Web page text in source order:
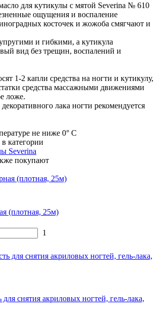
для кутикулы с мятой Severina № 610
ощущения и воспаление
косточек и жожоба смягчают и
и гибкими, а кутикула
вид без трещин, воспалений и
1-2 капли средства на ногти и кутикулу,
средства массажными движениями
ложе.
лака ногти рекомендуется
не ниже 0° C
категории
Severina
покупают
(плотная, 25м)
1
снятия акриловых ногтей, гель-лака,